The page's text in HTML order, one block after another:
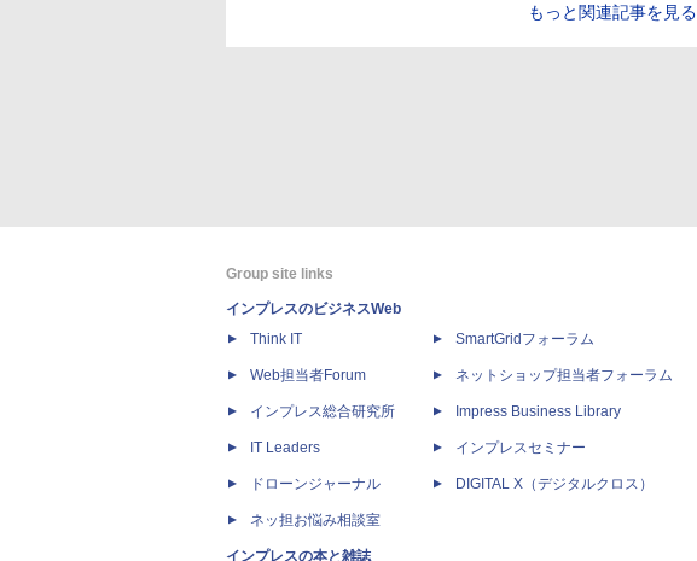
もっと関連記事を見る
Group site links
インプレスのビジネスWeb
Think IT
Web担当者Forum
インプレス総合研究所
IT Leaders
ドローンジャーナル
ネッ担お悩み相談室
インプレスの本と雑誌
SmartGridフォーラム
ネットショップ担当者フォーラム
Impress Business Library
インプレスセミナー
DIGITAL X（デジタルクロス）